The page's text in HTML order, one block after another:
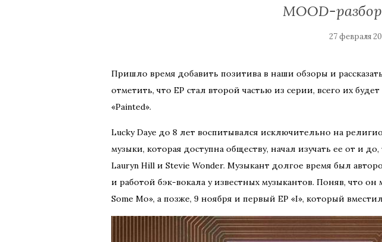
MOOD-
27 февраля
Пришло время добавить позитива в наши обзоры и
отметить, что EP стал второй частью из серии, всего их
«Painted».
Lucky Daye до 8 лет воспитывался исключительно на
музыки, которая доступна обществу, начал изучать ее от и
Lauryn Hill и Stevie Wonder. Музыкант долгое время был
и работой бэк-вокала у известных музыкантов. Поняв, что
Some Mo», а позже, 9 ноября и первый EP «I», который